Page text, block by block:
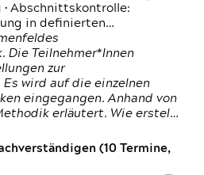
Abschnittskontrolle:
in definierten…
Die Teilnehmer*Innen
zur
wird auf die einzelnen
eingegangen. Anhand von
erläutert. Wie erstel…
(10 Termine,